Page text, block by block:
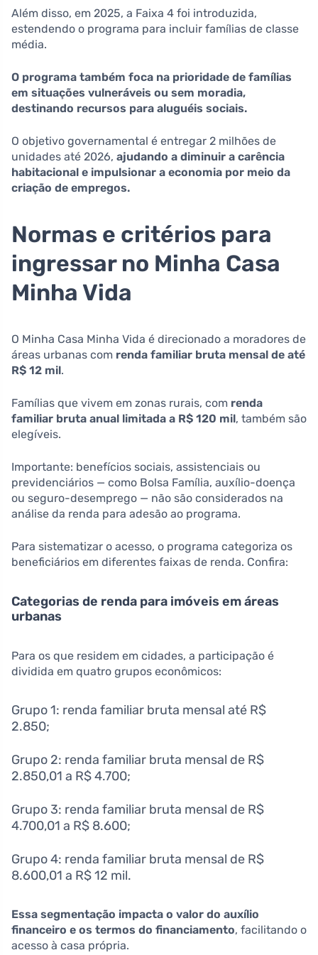
Além disso, em 2025, a Faixa 4 foi introduzida,
estendendo o programa para incluir famílias de classe
média.
O programa também foca na prioridade de famílias
em situações vulneráveis ou sem moradia,
destinando recursos para aluguéis sociais.
O objetivo governamental é entregar 2 milhões de
unidades até 2026, ajudando a diminuir a carência
habitacional e impulsionar a economia por meio da
criação de empregos.
Normas e critérios para
ingressar no Minha Casa
Minha Vida
O Minha Casa Minha Vida é direcionado a moradores de
áreas urbanas com renda familiar bruta mensal de até
R$ 12 mil.
Famílias que vivem em zonas rurais, com renda
familiar bruta anual limitada a R$ 120 mil, também são
elegíveis.
Importante: benefícios sociais, assistenciais ou
previdenciários — como Bolsa Família, auxílio-doença
ou seguro-desemprego — não são considerados na
análise da renda para adesão ao programa.
Para sistematizar o acesso, o programa categoriza os
beneficiários em diferentes faixas de renda. Confira:
Categorias de renda para imóveis em áreas
urbanas
Para os que residem em cidades, a participação é
dividida em quatro grupos econômicos:
Grupo 1: renda familiar bruta mensal até R$
2.850;
Grupo 2: renda familiar bruta mensal de R$
2.850,01 a R$ 4.700;
Grupo 3: renda familiar bruta mensal de R$
4.700,01 a R$ 8.600;
Grupo 4: renda familiar bruta mensal de R$
8.600,01 a R$ 12 mil.
Essa segmentação impacta o valor do auxílio
financeiro e os termos do financiamento, facilitando o
acesso à casa própria.